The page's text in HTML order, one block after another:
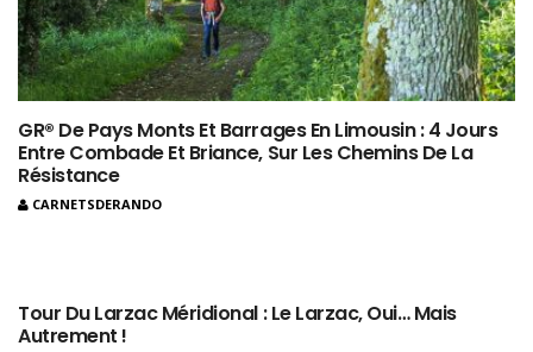
GR® De Pays Monts Et Barrages En Limousin : 4 Jours
Entre Combade Et Briance, Sur Les Chemins De La
Résistance
CARNETSDERANDO
Tour Du Larzac Méridional : Le Larzac, Oui… Mais
Autrement !